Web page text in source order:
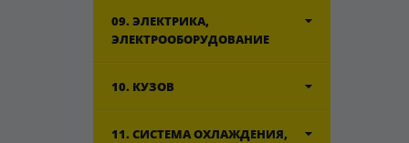
09. ЭЛЕКТРИКА,
ЭЛЕКТРООБОРУДОВАНИЕ
10. КУЗОВ
11. СИСТЕМА ОХЛАЖДЕНИЯ,